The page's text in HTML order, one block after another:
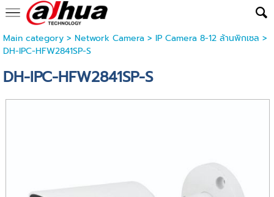
Main category> Network Camera> IP Camera 8-12 ล้านพิกเซล >
DH-IPC-HFW2841SP-S
DH-IPC-HFW2841SP-S